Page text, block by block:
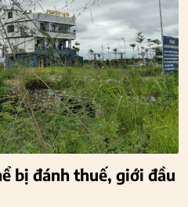
bị đánh thuế, giới đầu